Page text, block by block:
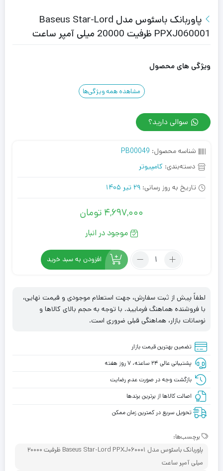
پاوربانک باسئوس مدل Baseus Star-Lord
PPXJ060001 ظرفیت 20000 میلی آمپر ساعت
ویژگی های محصول
مشاهده همه ویژگی‌ها
سوالی دارید؟
شناسه محصول: PB00049
دسته‌بندی: کامپیوتر
تاریخ به روز رسانی: 29 تیر 1405
4,697,000 تومان
موجود در انبار
تعداد:
Baseus
Star-
Lord
ظرفیت
20000
آمپر
ساعت
افزودن به سبد خرید
لطفاً پیش از ثبت سفارش، جهت استعلام موجودی و قیمت نهایی،
با فروشنده هماهنگ فرمایید. با توجه به حجم بالای کالاها و
نوسانات بازار، هماهنگی قبلی ضروری است.
تضمین بهترین قیمت بازار
پشتیبانی عالی ۲۴ ساعته، ۷ روز هفته
بازگشت وجه در صورت عدم رضایت
اصالت کالاها از برترین برندها
تحویل سریع در کمترین زمان ممکن
برچسب‌ها:
پاوربانک باسئوس مدل Baseus Star-Lord PPXJ060001 ظرفیت 20000
میلی آمپر ساعت